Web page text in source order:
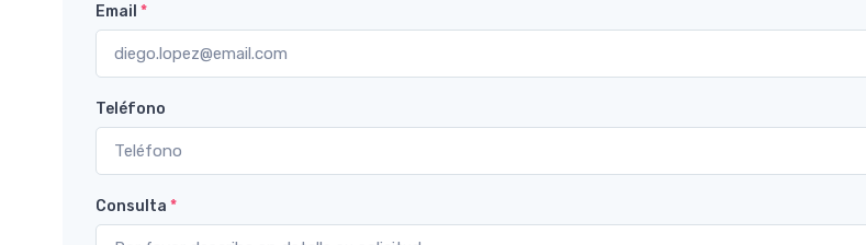
Email *
Teléfono
Consulta *